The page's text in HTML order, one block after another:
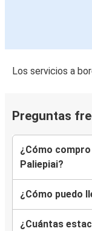
Los servicios a
Preguntas
¿Cómo
Paliepiai?
¿Cómo puedo
¿Cuántas